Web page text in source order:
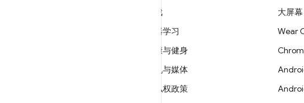
游戏
机器学习
健康与健身
相机与媒体
隐私权政策
大屏幕
Wear